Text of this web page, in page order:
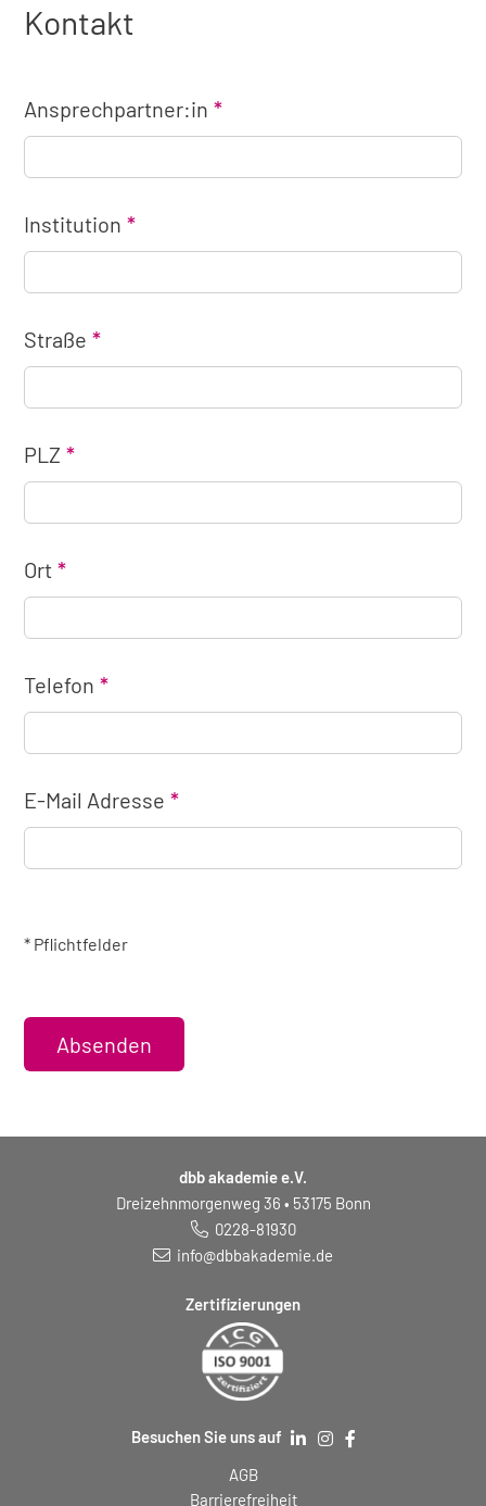
Kontakt
Ansprechpartner:in
Institution
Straße
PLZ
Ort
Telefon
E-Mail Adresse
* Pflichtfelder
Absenden
dbb akademie e.V.
Dreizehnmorgenweg 36 • 53175 Bonn
0228-81930
info@dbbakademie.de
Zertifizierungen
Besuchen Sie uns auf
AGB
Barrierefreiheit